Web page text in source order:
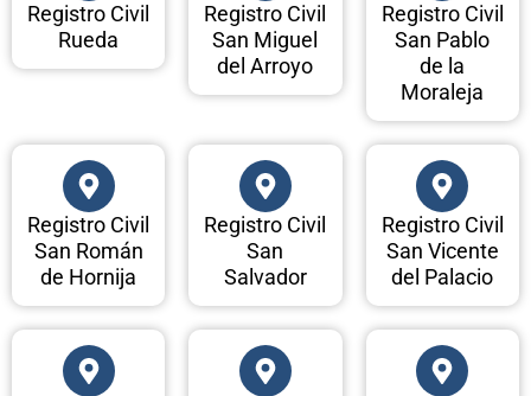
Registro Civil
Rueda
Registro Civil
San Miguel
del Arroyo
Registro Civil
San Pablo
de la
Moraleja
Registro Civil
San Román
de Hornija
Registro Civil
San
Salvador
Registro Civil
San Vicente
del Palacio